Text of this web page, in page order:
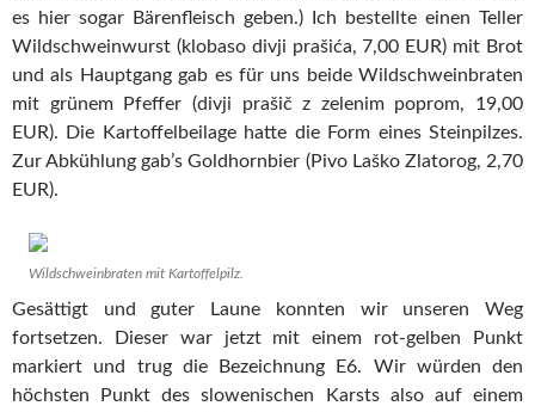
es hier sogar Bärenfleisch geben.) Ich bestellte einen Teller
Wildschweinwurst (klobaso divji prašića, 7,00 EUR) mit Brot
und als Hauptgang gab es für uns beide Wildschweinbraten
mit grünem Pfeffer (divji prašič z zelenim poprom, 19,00
EUR). Die Kartoffelbeilage hatte die Form eines Steinpilzes.
Zur Abkühlung gab’s Goldhornbier (Pivo Laško Zlatorog, 2,70
EUR).
Wildschweinbraten mit Kartoffelpilz.
Gesättigt und guter Laune konnten wir unseren Weg
fortsetzen. Dieser war jetzt mit einem rot-gelben Punkt
markiert und trug die Bezeichnung E6. Wir würden den
höchsten Punkt des slowenischen Karsts also auf einem